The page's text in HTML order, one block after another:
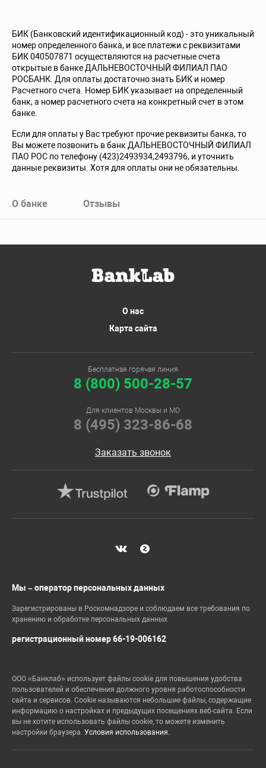
БИК (Банковский идентификационный код) - это уникальный
номер определенного банка, и все платежи с реквизитами
БИК 040507871 осуществляются на расчетные счета
открытые в банке ДАЛЬНЕВОСТОЧНЫЙ ФИЛИАЛ ПАО
РОСБАНК. Для оплаты достаточно знать БИК и номер
Расчетного счета. Номер БИК указывает на определенный
банк, а номер расчетного счета на конкретный счет в этом
банке.
Если для оплаты у Вас требуют прочие реквизиты банка, то
Вы можете позвонить в банк ДАЛЬНЕВОСТОЧНЫЙ ФИЛИАЛ
ПАО РОС по телефону (423)2493934,2493796, и уточнить
данные реквизиты. Хотя для оплаты они не обязательны.
О банке Отзывы
О нас
Карта сайта
Бесплатная горячая линия
8 (800) 500-28-57
Для клиентов Москвы и МО
8 (495) 323-86-68
Заказать звонок
Мы – оператор персональных данных
Зарегистрированы в Роскомнадзоре и соблюдаем все требования по
хранению и обработке персональных данных
регистрационный номер 66-19-006162
ООО «Банклаб» использует файлы cookie для повышения удобства
пользователей и обеспечения должного уровня работоспособности
сайта и сервисов. Cookie называются небольшие файлы, содержащие
информацию о настройках и предыдущих посещениях веб-сайта. Если
вы не хотите использовать файлы cookie, то можете изменить
настройки браузера. Условия использования.